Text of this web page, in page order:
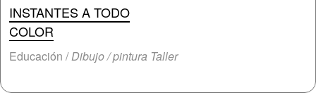
INSTANTES A TODO
COLOR
Educación /Dibujo / pintura Taller